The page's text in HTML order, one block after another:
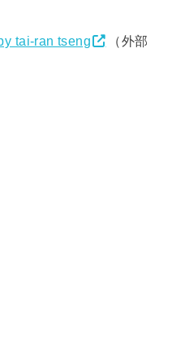
tai-ran tseng
（外部